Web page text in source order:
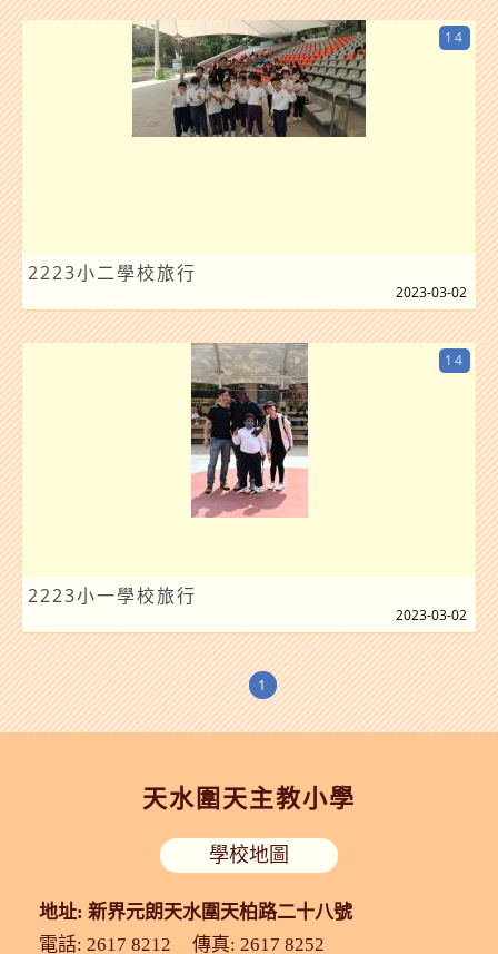
2223小二學校旅行
14
2023-03-02
2223小一學校旅行
14
2023-03-02
1
天水圍天主教小學
地址: 新界元朗天水圍天柏路二十八號
學校地圖
電話: 2617 8212 傳真: 2617 8252